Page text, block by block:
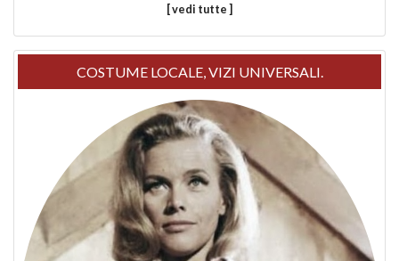
[ vedi tutte ]
COSTUME LOCALE, VIZI UNIVERSALI.